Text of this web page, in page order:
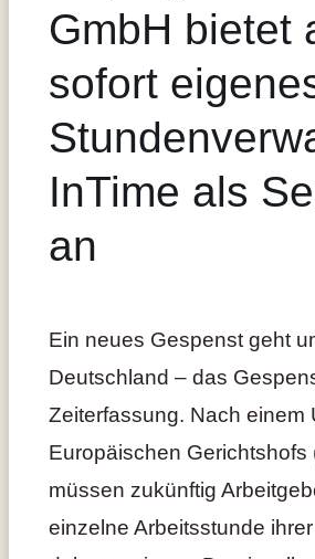
GmbH bietet
sofort
InTime als
an
Ein neues Gespenst geht
Deutschland – das
Zeiterfassung. Nach einem
Europäischen Gerichtshofs
müssen zukünftig
einzelne Arbeitsstunde